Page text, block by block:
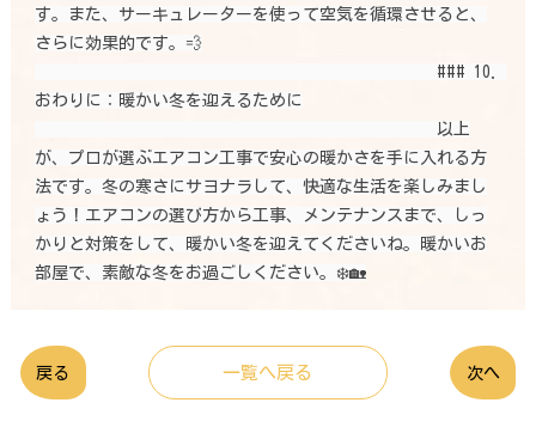
す。また、サーキュレーターを使って空気を循環させると、
さらに効果的です。💨
おわりに：暖かい冬を迎えるために
が、プロが選ぶエアコン工事で安心の暖かさを手に入れる方
法です。冬の寒さにサヨナラして、快適な生活を楽しみまし
ょう！エアコンの選び方から工事、メンテナンスまで、しっ
かりと対策をして、暖かい冬を迎えてくださいね。暖かいお
部屋で、素敵な冬をお過ごしください。❄️🏡
戻る 一覧へ戻る 次へ